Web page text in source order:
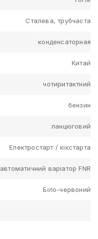
Сталева, трубчаста
конденсаторная
Китай
чотиритактний
бензин
ланцюговий
Електростарт / кікстарта
автоматичний варіатор FNR
Біло-червоний